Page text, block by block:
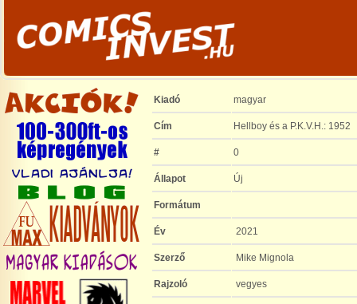
Kiadó magyar
Cím Hellboy és a P.K.V.H.: 1952
# 0
Állapot Új
Formátum
Év 2021
Szerző Mike Mignola
Rajzoló vegyes